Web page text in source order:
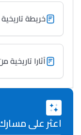
خريطة
آثارا
اعثر على